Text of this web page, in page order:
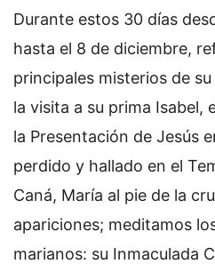
Durante estos 30 días
hasta el 8 de diciembre,
principales misterios de
la visita a su prima Isabel,
la Presentación de Jesús
perdido y hallado en el
Caná, María al pie de la
apariciones; meditamos
marianos: su Inmaculada